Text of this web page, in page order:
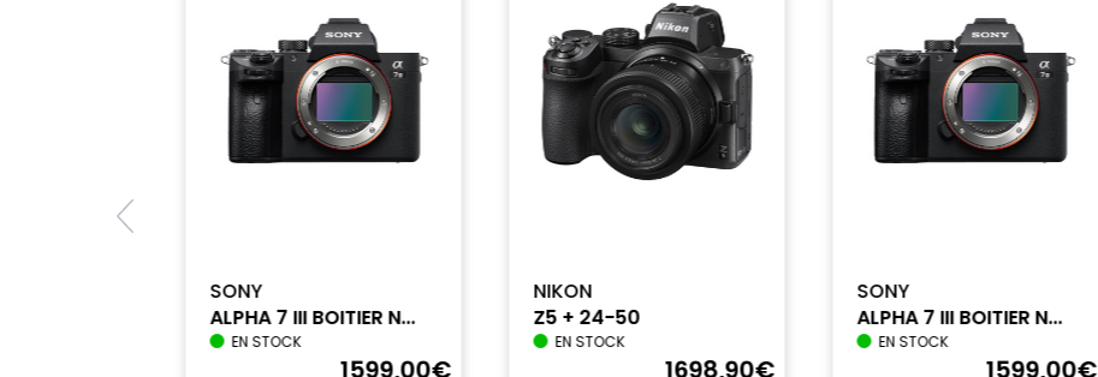
SONY
ALPHA 7 III BOITIER N...
EN STOCK
1599,00€
NIKON
Z5 + 24-50
EN STOCK
1698,90€
SONY
ALPHA 7 III BOITIER N...
EN STOCK
1599,00€